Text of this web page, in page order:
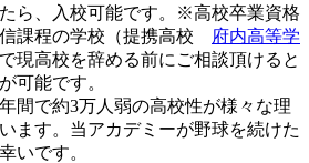
ら、入校可能です。※高校卒業資格
課程の学校（提携高校
府内高等学
現高校を辞める前にご相談頂けると
可能です。
間で約3万人弱の高校性が様々な理
ます。当アカデミーが野球を続けた
いです。